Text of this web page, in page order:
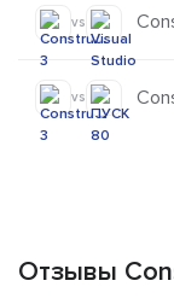
vs
vs
Отзывы